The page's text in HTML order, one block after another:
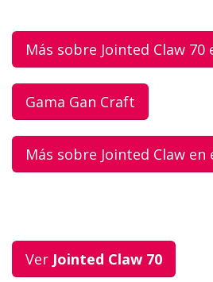
Más sobre Jointed Claw
Gama Gan Craft
Más sobre Jointed Claw en
Ver Jointed Claw 70